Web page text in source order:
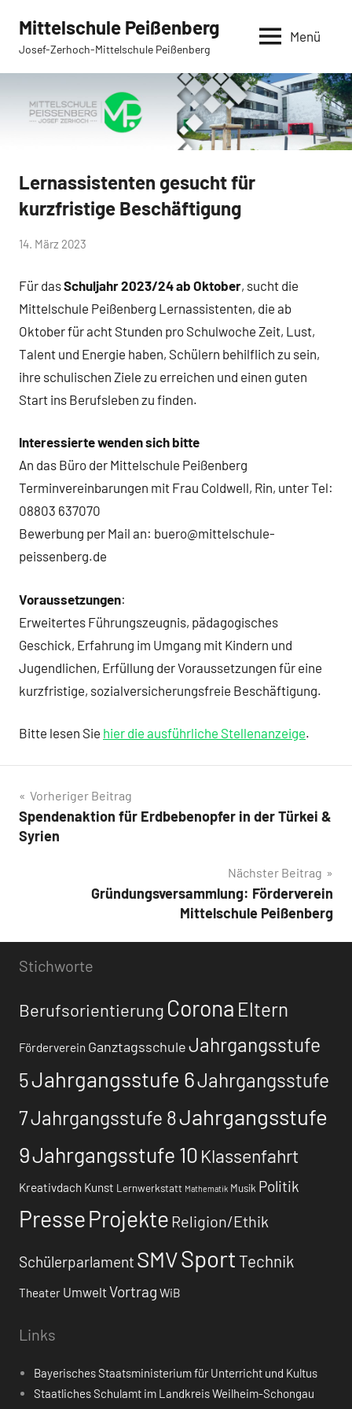
Inhalt
springen
Mittelschule Peißenberg
Josef-Zerhoch-Mittelschule Peißenberg
Menü
Allgemein
Lernassistenten gesucht für
kurzfristige Beschäftigung
von
Peißenberg
14. März 2023
Für dasSchuljahr 2023/24 ab Oktober, sucht die
Mittelschule Peißenberg Lernassistenten, die ab
Oktober für acht Stunden pro Schulwoche Zeit, Lust,
Talent und Energie haben, Schülern behilflich zu sein,
ihre schulischen Ziele zu erreichen und einen guten
Start ins Berufsleben zu finden.
Interessierte wenden sich bitte
An das Büro der Mittelschule Peißenberg
Terminvereinbarungen mit Frau Coldwell, Rin, unter Tel:
08803 637070
Bewerbung per Mail an: buero@mittelschule-
peissenberg.de
Voraussetzungen:
Erweitertes Führungszeugnis, pädagogisches
Geschick, Erfahrung im Umgang mit Kindern und
Jugendlichen, Erfüllung der Voraussetzungen für eine
kurzfristige, sozialversicherungsfreie Beschäftigung.
Bitte lesen Sie hier die ausführliche Stellenanzeige.
Beitragsnavigation
Vorheriger Beitrag
Spendenaktion für Erdbebenopfer in der Türkei &
Syrien
Nächster Beitrag
Gründungsversammlung: Förderverein
Mittelschule Peißenberg
Stichworte
Berufsorientierung Corona Eltern
Förderverein GanztagsschuleJahrgangsstufe
5Jahrgangsstufe 6Jahrgangsstufe
7Jahrgangsstufe 8Jahrgangsstufe
9Jahrgangsstufe 10 Klassenfahrt
Kreativdach Kunst Lernwerkstatt Mathematik Musik Politik
PresseProjekte Religion/Ethik
Schülerparlament SMVSport Technik
Theater UmweltVortrag WiB
Links
Bayerisches Staatsministerium für Unterricht und Kultus
Staatliches Schulamt im Landkreis Weilheim-Schongau